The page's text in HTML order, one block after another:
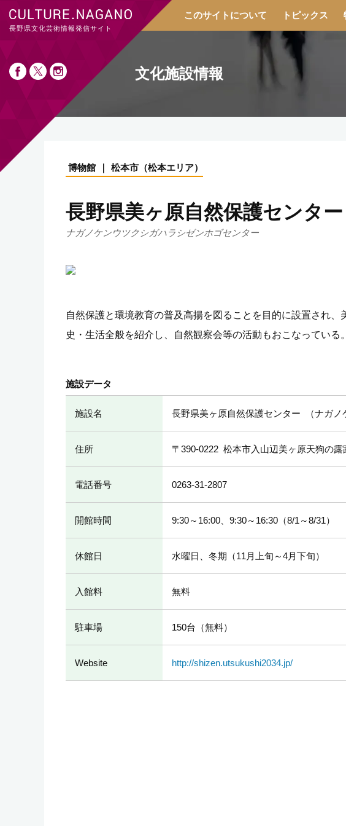
長野県文化芸術情報発信サイト
このサイトについて トピックス
文化施設情報
博物館 松本市 （松本エリア）
長野県美ヶ原自然保護センター
ナガノケンウツクシガハラシゼンホゴセンター
自然保護と環境教育の普及高揚を図ることを目的に設置され
史・生活全般を紹介し、自然観察会等の活動もおこなっている。
施設データ
施設名 長野県美ヶ原自然保護センター ナガノ
住所 〒390-0222 松本市入山辺美ヶ原天狗の露
電話番号 0263-31-2807
開館時間 9:30～16:00、9:30～16:30（8/1～8/31）
休館日 水曜日、冬期（11月上旬～4月下旬）
入館料 無料
駐車場 150台（無料）
Website http://shizen.utsukushi2034.jp/